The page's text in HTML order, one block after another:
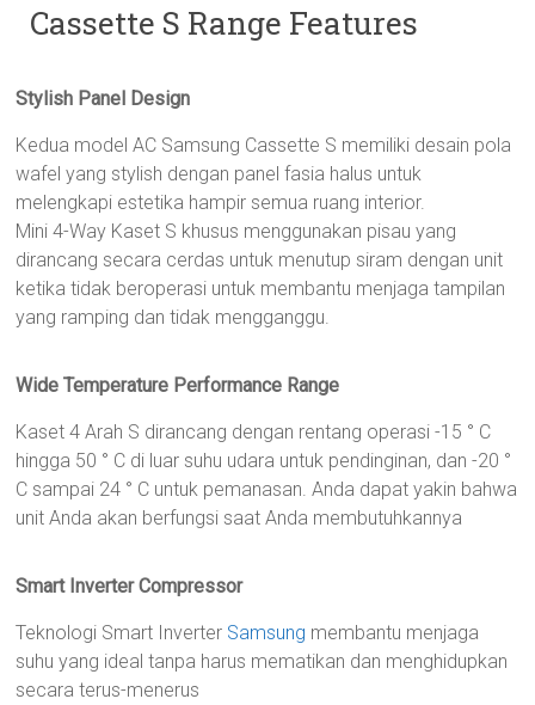
Cassette S Range Features
Stylish Panel Design
Kedua model AC Samsung Cassette S memiliki desain pola
wafel yang stylish dengan panel fasia halus untuk
melengkapi estetika hampir semua ruang interior.
Mini 4-Way Kaset S khusus menggunakan pisau yang
dirancang secara cerdas untuk menutup siram dengan unit
ketika tidak beroperasi untuk membantu menjaga tampilan
yang ramping dan tidak mengganggu.
Wide Temperature Performance Range
Kaset 4 Arah S dirancang dengan rentang operasi -15 ° C
hingga 50 ° C di luar suhu udara untuk pendinginan, dan -20 °
C sampai 24 ° C untuk pemanasan. Anda dapat yakin bahwa
unit Anda akan berfungsi saat Anda membutuhkannya
Smart Inverter Compressor
Teknologi Smart Inverter Samsung membantu menjaga
suhu yang ideal tanpa harus mematikan dan menghidupkan
secara terus-menerus